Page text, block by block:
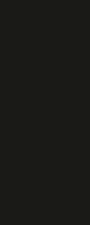
camisa 11, que
Santos na